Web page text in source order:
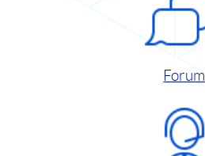
Forum